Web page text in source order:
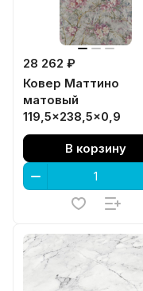
28 262 ₽
Ковер Маттино
матовый
119,5x238,5x0,9
В корзину